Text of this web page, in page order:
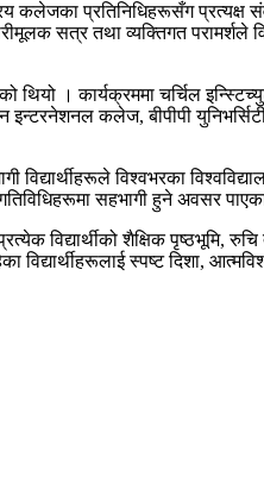
कलेजका प्रतिनिधिहरूसँग प्रत्यक्ष
सत्र तथा व्यक्तिगत परामर्शले
थियो । कार्यक्रममा चर्चिल
कलेज, बीपीपी युनिभर्सिटी
विश्वभरका
सहभागी हुने अवसर
विद्यार्थीको शैक्षिक पृष्ठभूमि,
स्पष्ट दिशा,